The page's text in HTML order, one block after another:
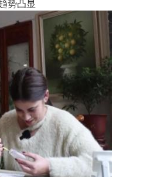
势凸显